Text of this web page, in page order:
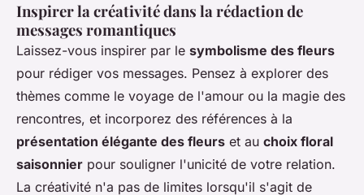
Inspirer la créativité dans la rédaction de
messages romantiques
Laissez-vous inspirer par le symbolisme des fleurs
pour rédiger vos messages. Pensez à explorer des
thèmes comme le voyage de l'amour ou la magie des
rencontres, et incorporez des références à la
présentation élégante des fleurs et au choix floral
saisonnier pour souligner l'unicité de votre relation.
La créativité n'a pas de limites lorsqu'il s'agit de